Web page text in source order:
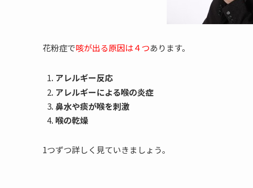
花粉症で咳が出る原因は４つあります。
アレルギー反応
アレルギーによる喉の炎症
鼻水や痰が喉を刺激
喉の乾燥
1つずつ詳しく見ていきましょう。